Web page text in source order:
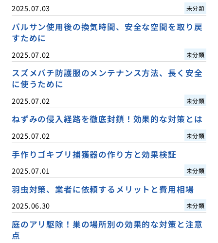
2025.07.03 未分類
バルサン使用後の換気時間、安全な空間を取り戻
すために
2025.07.02 未分類
スズメバチ防護服のメンテナンス方法、長く安全
に使うために
2025.07.02 未分類
ねずみの侵入経路を徹底封鎖！効果的な対策とは
2025.07.02 未分類
手作りゴキブリ捕獲器の作り方と効果検証
2025.07.01 未分類
羽虫対策、業者に依頼するメリットと費用相場
2025.06.30 未分類
庭のアリ駆除！巣の場所別の効果的な対策と注意
点